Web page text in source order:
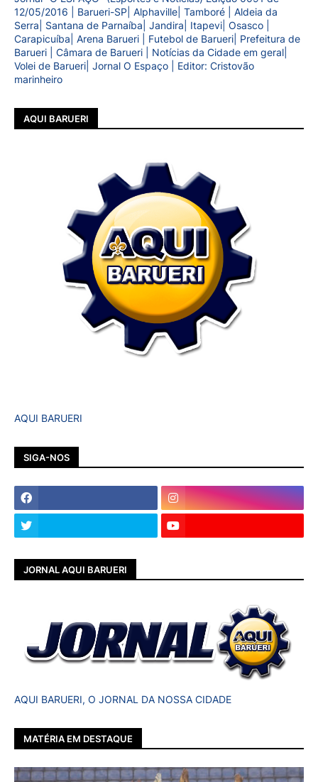
12/05/2016 | Barueri-SP| Alphaville| Tamboré | Aldeia da
Serra| Santana de Parnaíba| Jandira| Itapevi| Osasco |
Carapicuíba| Arena Barueri | Futebol de Barueri| Prefeitura de
Barueri | Câmara de Barueri | Notícias da Cidade em geral|
Volei de Barueri| Jornal O Espaço | Editor: Cristovão
marinheiro
AQUI BARUERI
AQUI BARUERI
SIGA-NOS
JORNAL AQUI BARUERI
AQUI BARUERI, O JORNAL DA NOSSA CIDADE
MATÉRIA EM DESTAQUE